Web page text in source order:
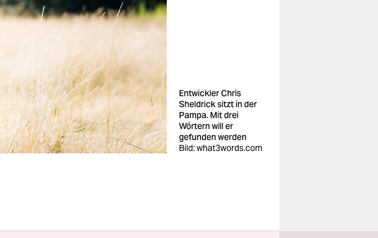
Entwickler Chris
Sheldrick sitzt in der
Pampa. Mit drei
Wörtern will er
gefunden werden
Bild: what3words.com